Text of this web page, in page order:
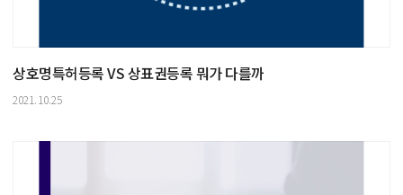
상호명특허등록 VS 상표권등록 뭐가 다를까
2021.10.25